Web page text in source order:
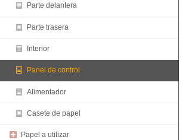
Parte delantera
Parte trasera
Interior
Panel de control
Alimentador
Casete de papel
Papel a utilizar